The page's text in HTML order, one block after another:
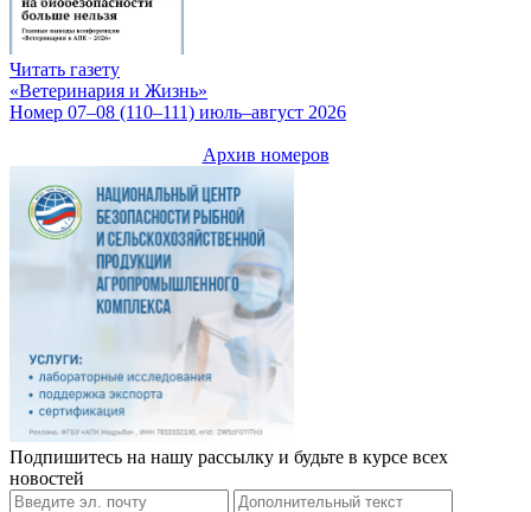
Читать газету
«Ветеринария и Жизнь»
Номер 07–08 (110–111) июль–август 2026
Архив номеров
Подпишитесь на нашу рассылку и будьте в курсе всех
новостей